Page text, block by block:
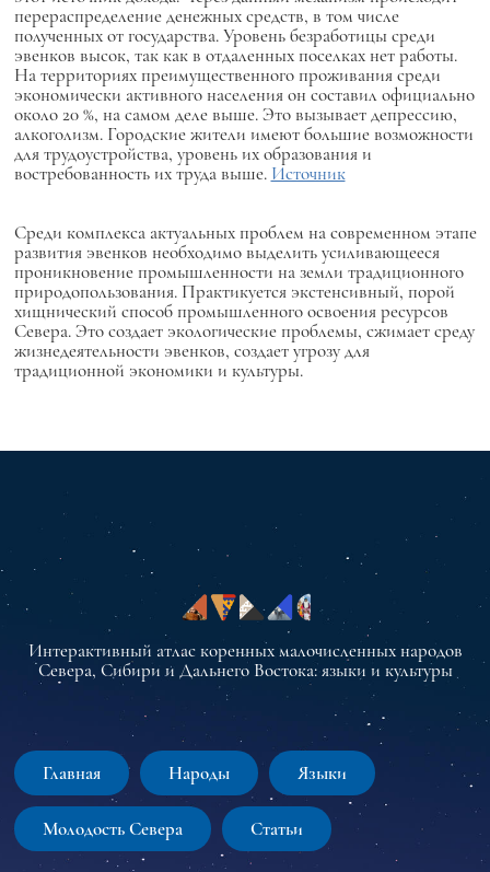
перераспределение денежных средств, в том числе
полученных от государства. Уровень безработицы среди
эвенков высок, так как в отдаленных поселках нет работы.
На территориях преимущественного проживания среди
экономически активного населения он составил официально
около 20 %, на самом деле выше. Это вызывает депрессию,
алкоголизм. Городские жители имеют большие возможности
для трудоустройства, уровень их образования и
востребованность их труда выше. Источник
Среди комплекса актуальных проблем на современном этапе
развития эвенков необходимо выделить усиливающееся
проникновение промышленности на земли традиционного
природопользования. Практикуется экстенсивный, порой
хищнический способ промышленного освоения ресурсов
Севера. Это создает экологические проблемы, сжимает среду
жизнедеятельности эвенков, создает угрозу для
традиционной экономики и культуры.
Интерактивный атлас коренных малочисленных народов
Севера, Сибири и Дальнего Востока: языки и культуры
Главная Народы Языки
Молодость Севера Статьи